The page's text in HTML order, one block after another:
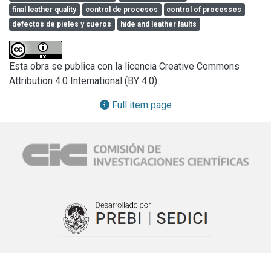
final leather quality
control de procesos
control of processes
defectos de pieles y cueros
hide and leather faults
Esta obra se publica con la licencia Creative Commons
Attribution 4.0 International (BY 4.0)
Full item page